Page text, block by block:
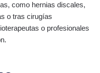
como hernias discales,
o tras cirugías
o profesionales